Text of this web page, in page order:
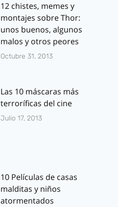
12 chistes, memes y
montajes sobre Thor:
unos buenos, algunos
malos y otros peores
Octubre 31, 2013
Las 10 máscaras más
terroríficas del cine
Julio 17, 2013
10 Películas de casas
malditas y niños
atormentados